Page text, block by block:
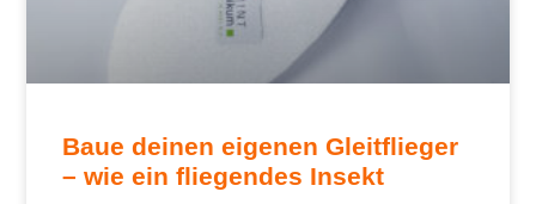
Baue deinen eigenen Gleitflieger
– wie ein fliegendes Insekt